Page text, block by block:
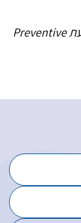
המחקר פורסם ב-30 במרץ 2021 בכתב העת Preventive